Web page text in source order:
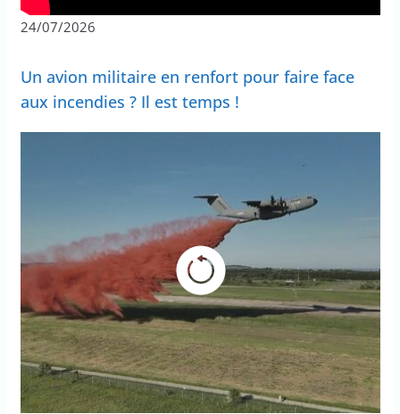
24/07/2026
Un avion militaire en renfort pour faire face
aux incendies ? Il est temps !